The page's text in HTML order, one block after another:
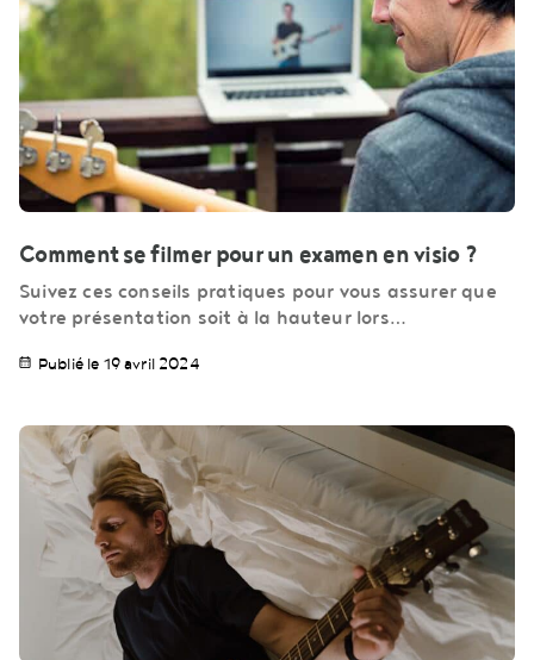
Comment se filmer pour un examen en visio ?
Suivez ces conseils pratiques pour vous assurer que
votre présentation soit à la hauteur lors…
Publié le 19 avril 2024